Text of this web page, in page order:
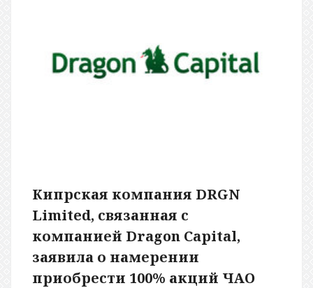
Кипрская компания DRGN
Limited, связанная с
компанией Dragon Capital,
заявила о намерении
приобрести 100% акций ЧАО